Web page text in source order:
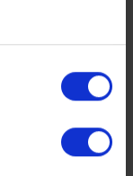
flera meter